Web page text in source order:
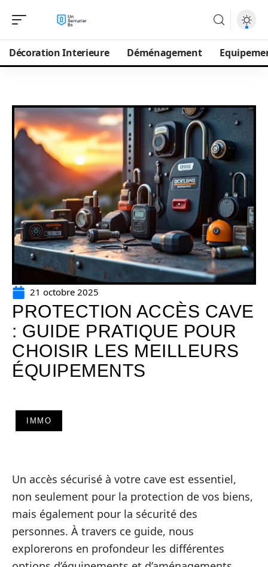
Décoration Interieure Déménagement
21 octobre 2025
PROTECTION ACCÈS CAVE
: GUIDE PRATIQUE POUR
CHOISIR LES MEILLEURS
ÉQUIPEMENTS
IMMO
Un accès sécurisé à votre cave est essentiel,
non seulement pour la protection de vos biens,
mais également pour la sécurité des
personnes. À travers ce guide, nous
explorerons en profondeur les différentes